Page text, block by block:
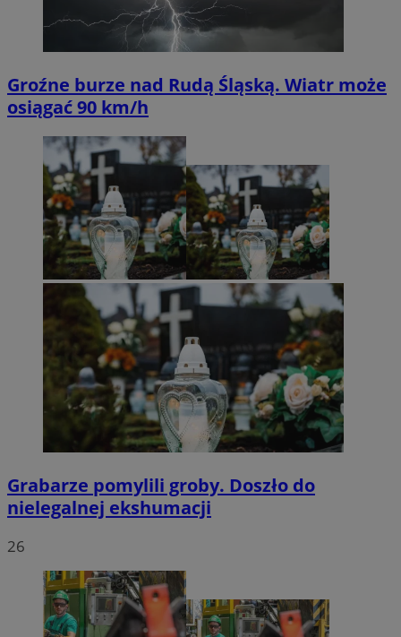
Groźne burze nad Rudą Śląską. Wiatr może
osiągać 90 km/h
Grabarze pomylili groby. Doszło do
nielegalnej ekshumacji
26